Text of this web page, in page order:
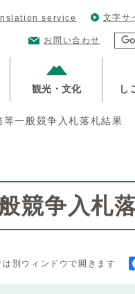
service 文字サ
お問い合わせ
観光・文化 し
一般競争入札落札結果
競争入札
別ウィンドウで開きます